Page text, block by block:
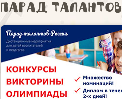
Парад талантов